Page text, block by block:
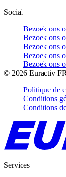
Social
Bezoek ons
Bezoek ons
Bezoek ons
Bezoek ons
Bezoek ons
© 2026 Euractiv FR
Politique de
Conditions
Conditions
Services